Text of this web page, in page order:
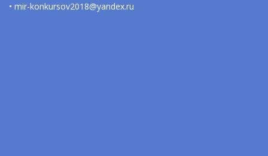
• mir-konkursov2018@yandex.ru